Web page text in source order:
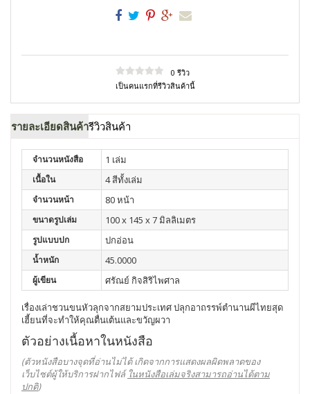
0 รีวิว
เป็นคนแรกที่รีวิวสินค้านี้
รายละเอียดสินค้ารีวิวสินค้า
จำนวนหนังสือ 1 เล่ม
เนื้อใน 4 สีทั้งเล่ม
จำนวนหน้า 80 หน้า
ขนาดรูปเล่ม 100 x 145 x 7 มิลลิเมตร
รูปแบบปก ปกอ่อน
น้ำหนัก 45.0000
ผู้เขียน ศรัณย์ กิจสิริไพศาล
เรื่องเล่าชวนขนหัวลุกจากสยามประเทศ ปลุกอาถรรพ์ตำนานผีไทยสุด
เฮี้ยนที่จะทำให้คุณตื่นเต้นและขวัญผวา
ตัวอย่างเนื้อหาในหนังสือ
(ตัวหนังสือบางจุดที่อ่านไม่ได้ เกิดจากการแสดงผลผิดพลาดของ
เว็บไซต์ผู้ให้บริการฝากไฟล์ ในหนังสือเล่มจริงสามารถอ่านได้ตาม
ปกติ)